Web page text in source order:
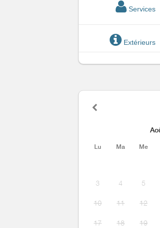
Services
Extérieurs
Lu Ma Me
3 4 5
10 11 12
17 18 19